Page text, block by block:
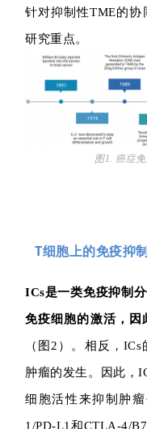
针对抑制性TME的
研究重点。
图1. 癌症
T细胞上的免疫抑
ICs是一类免疫抑制
免疫细胞的激活，因
（图2）。相反，
肿瘤的发生。因此，
细胞活性来抑制肿
1/PD-L1和CTLA-4/